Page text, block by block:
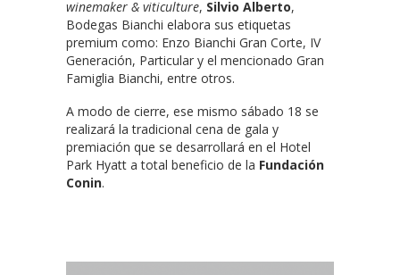
winemaker & viticulture, Silvio Alberto,
Bodegas Bianchi elabora sus etiquetas
premium como: Enzo Bianchi Gran Corte, IV
Generación, Particular y el mencionado Gran
Famiglia Bianchi, entre otros.
A modo de cierre, ese mismo sábado 18 se
realizará la tradicional cena de gala y
premiación que se desarrollará en el Hotel
Park Hyatt a total beneficio de la Fundación
Conin.